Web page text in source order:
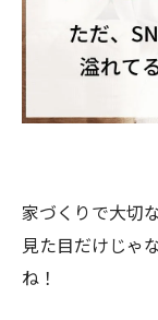
家づくりで大切
見た目だけじゃ
ね！